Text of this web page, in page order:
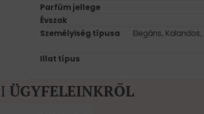
Parfüm jellege
Évszak
Személyiség típusa
Elegáns, Kalandos,
Illat típus
ÜGYFELEINKRŐL